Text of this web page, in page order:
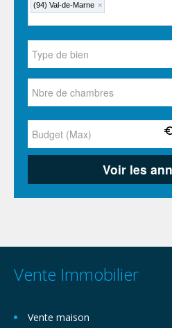
(94) Val-de-Marne ×
Vente Immobilier
Vente maison